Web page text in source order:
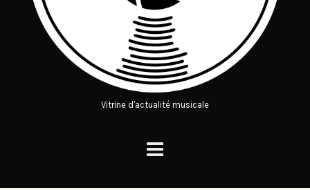
Vitrine d'actualité musicale